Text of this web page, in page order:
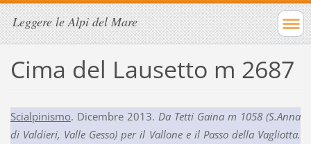
Leggere le Alpi del Mare
Cima del Lausetto m 2687
Scialpinismo. Dicembre 2013. Da Tetti Gaina m 1058 (S.Anna
di Valdieri, Valle Gesso) per il Vallone e il Passo della Vagliotta.